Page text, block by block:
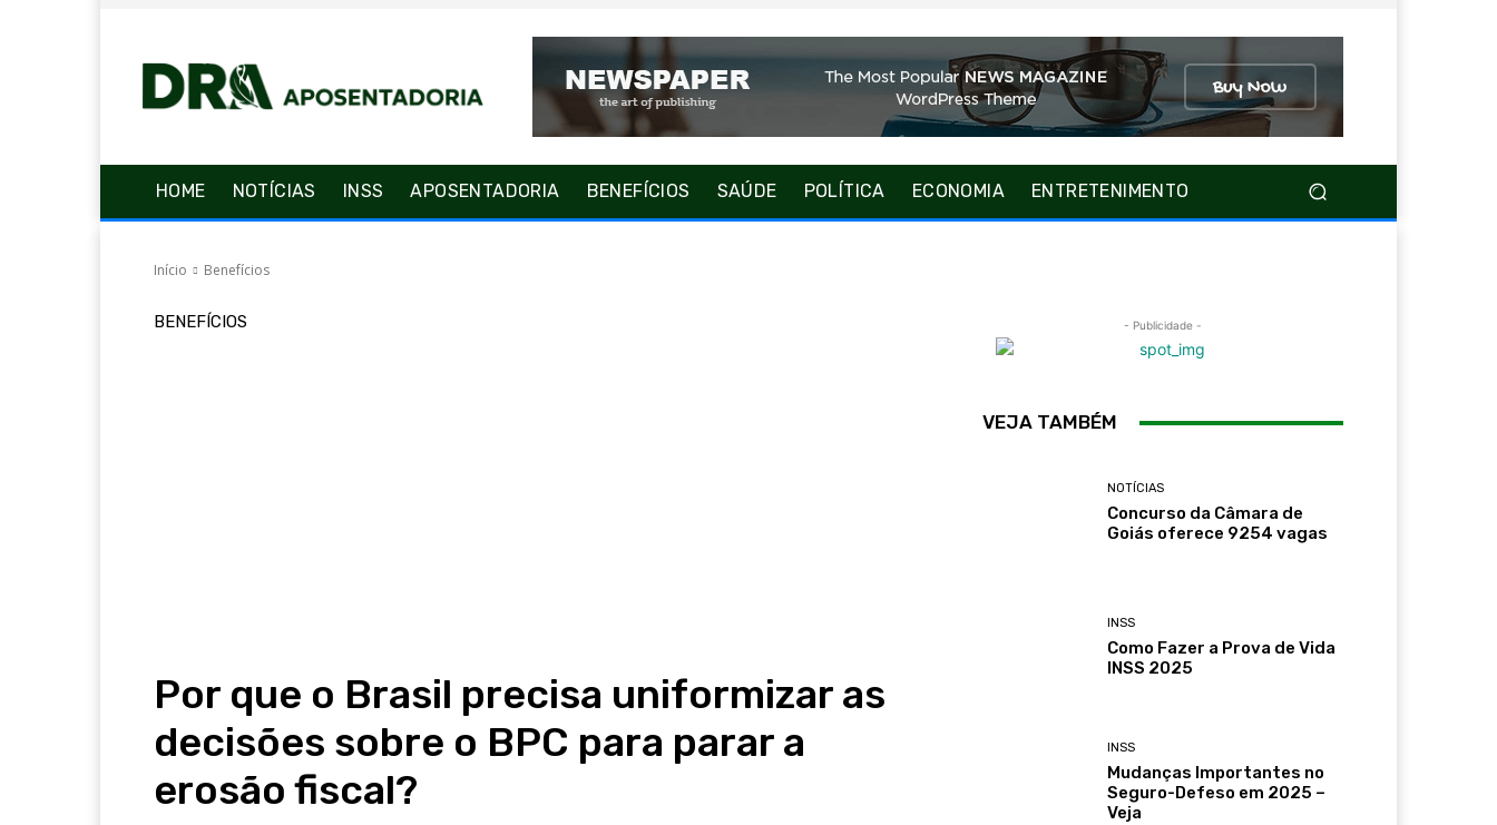
HOME NOTÍCIAS INSS APOSENTADORIA BENEFÍCIOS SAÚDE POLÍTICA ECONOMIA ENTRETENIMENTO
Início Benefícios
BENEFÍCIOS
Por que o Brasil precisa uniformizar as
decisões sobre o BPC para parar a
erosão fiscal?
- Publicidade -
VEJA TAMBÉM
NOTÍCIAS
Concurso da Câmara de
Goiás oferece 9254 vagas
INSS
Como Fazer a Prova de Vida
INSS 2025
INSS
Mudanças Importantes no
Seguro-Defeso em 2025 –
Veja